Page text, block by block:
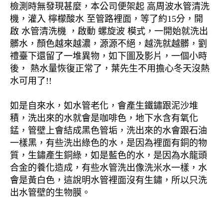
檢測時無發現甚麼，本公司便架起 高周波水管清洗
機，灌入 檸檬酸水 至管路裡面，等了約15分，開
啟 水管清洗機 ，啟動 螺旋波 模式，一開始就洗出
髒水，顏色越來越濃，源源不絕，越洗就越髒，劉
禮臺下還留了一堆異物，如下圖及影片，一個小時
後， 熱水量恢復正常了，葉先生不用擔心冬天沒熱
水可用了!!
如是自來水，如水管老化，會產生鐵鏽跟泥沙堆
積，洗出來的水就會是咖啡色，地下水含有氧化
錳，管壁上會結成黑色管垢，洗出來的水會跟石油
一樣黑，有些洗出綠色的水，是因為裡面有銅的物
質，生鏽產生銅綠，如是藍色的水，是因為水龍頭
合金的養化造成，有些水管洗出像洗米水一樣，水
會是黃白色，這說明水管裡面沒有生鏽，所以只洗
出水管壁的生物膜。